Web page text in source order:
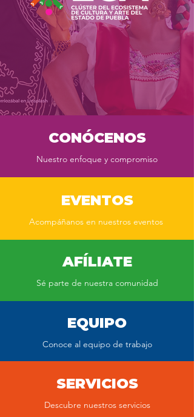
CONÓCENOS
Nuestro enfoque y compromiso
EVENTOS
Acompáñanos en nuestros eventos
AFÍLIATE
Sé parte de nuestra comunidad
EQUIPO
Conoce al equipo de trabajo
SERVICIOS
Descubre nuestros servicios